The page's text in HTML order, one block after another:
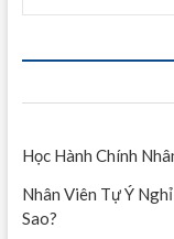
Học Hành Chính
Nhân Viên Tự Ý
Sao?